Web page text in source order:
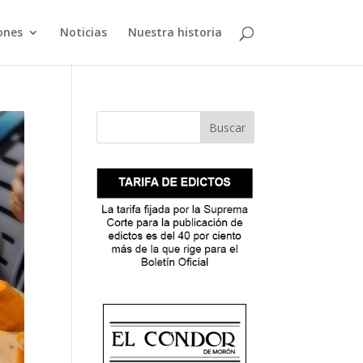
Noticias Nuestra historia
Buscar